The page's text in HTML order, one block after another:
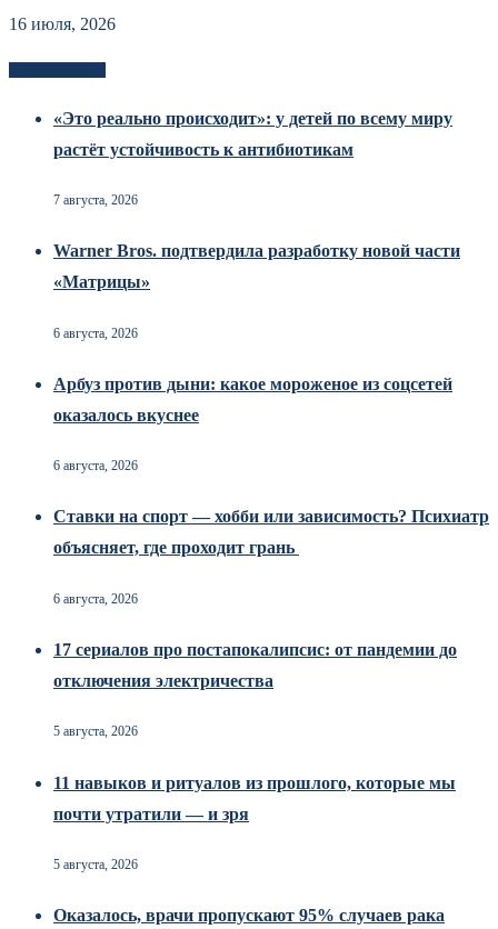
16 июля, 2026
«Это реально происходит»: у детей по всему миру
растёт устойчивость к антибиотикам
7 августа, 2026
Warner Bros. подтвердила разработку новой части
«Матрицы»
6 августа, 2026
Арбуз против дыни: какое мороженое из соцсетей
оказалось вкуснее
6 августа, 2026
Ставки на спорт — хобби или зависимость? Психиатр
объясняет, где проходит грань
6 августа, 2026
17 сериалов про постапокалипсис: от пандемии до
отключения электричества
5 августа, 2026
11 навыков и ритуалов из прошлого, которые мы
почти утратили — и зря
5 августа, 2026
Оказалось, врачи пропускают 95% случаев рака